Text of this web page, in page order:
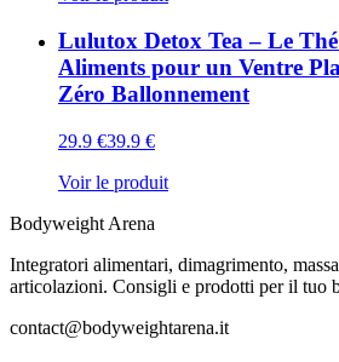
Lulutox Detox Tea – Le
Aliments pour un Ventre
Zéro Ballonnement
29.9 €39.9 €
Voir le produit
Bodyweight Arena
Integratori alimentari, dimagrimento,
articolazioni. Consigli e prodotti per il tuo
contact@bodyweightarena.it